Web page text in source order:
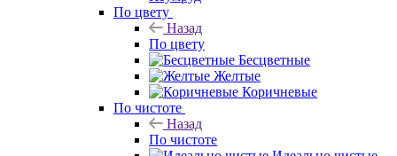
По цвету
Назад
По цвету
Бесцветные
Желтые
Коричневые
По чистоте
Назад
По чистоте